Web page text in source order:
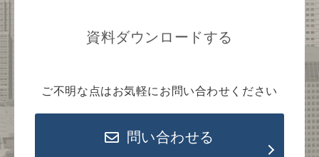
資料ダウンロードする
ご不明な点はお気軽にお問い合わせください
問い合わせる